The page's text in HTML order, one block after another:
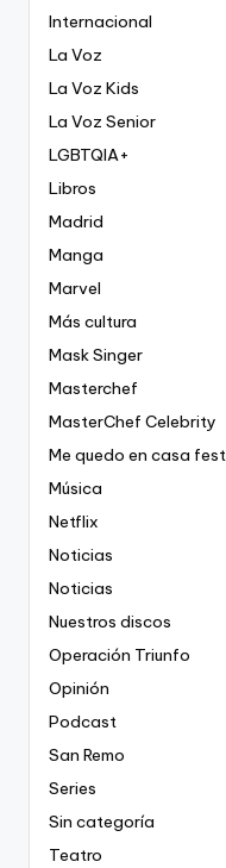
Internacional
La Voz
La Voz Kids
La Voz Senior
LGBTQIA+
Libros
Madrid
Manga
Marvel
Más cultura
Mask Singer
Masterchef
MasterChef Celebrity
Me quedo en casa fest
Música
Netflix
Noticias
Noticias
Nuestros discos
Operación Triunfo
Opinión
Podcast
San Remo
Series
Sin categoría
Teatro